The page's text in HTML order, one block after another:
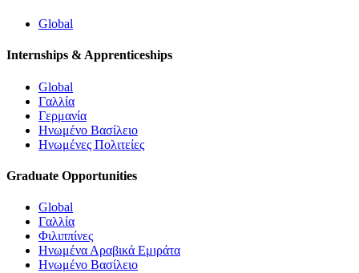
Global
Internships & Apprenticeships
Global
Γαλλία
Γερμανία
Ηνωμένο Βασίλειο
Ηνωμένες Πολιτείες
Graduate Opportunities
Global
Γαλλία
Φιλιππίνες
Ηνωμένα Αραβικά Εμιράτα
Ηνωμένο Βασίλειο